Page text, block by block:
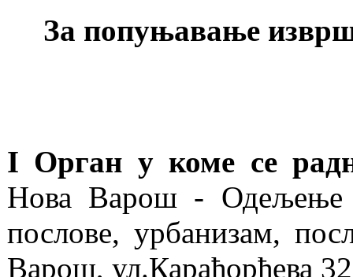
За попуњавање
I Орган у коме се
Нова Варош - Одељење
послове, урбанизам,
Варош, ул.Карађорђева